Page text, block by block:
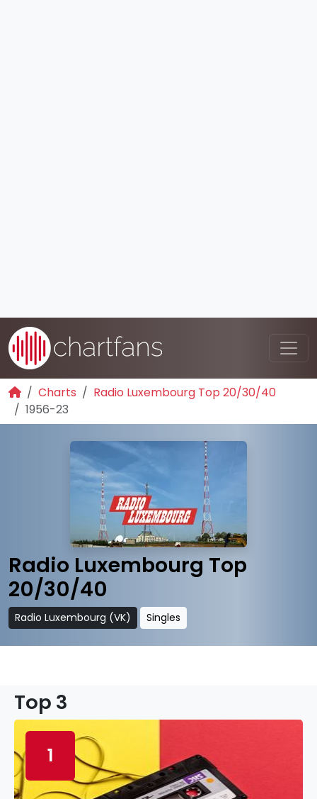
Charts
Radio Luxembourg Top 20/30/40
1956-23
Radio Luxembourg Top
20/30/40
Radio Luxembourg (VK) Singles
Top 3
1